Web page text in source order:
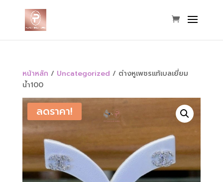
หน้าหลัก / Uncategorized / ต่างหูเพชรแท้เบลเยี่ยม
น้ำ100
ลดราคา!